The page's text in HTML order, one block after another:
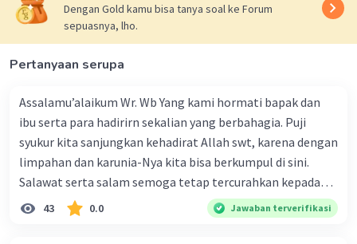
Dengan Gold kamu bisa tanya soal ke Forum
sepuasnya, lho.
Pertanyaan serupa
Assalamu’alaikum Wr. Wb Yang kami hormati bapak dan
ibu serta para hadirirn sekalian yang berbahagia. Puji
syukur kita sanjungkan kehadirat Allah swt, karena dengan
limpahan dan karunia-Nya kita bisa berkumpul di sini.
Salawat serta salam semoga tetap tercurahkan kepada
junjungan Nabi besar Muhammad saw, karena beliau
menyiarkan agama yang haq, yakni agama islam, agama
43 0.0 Jawaban terverifikasi